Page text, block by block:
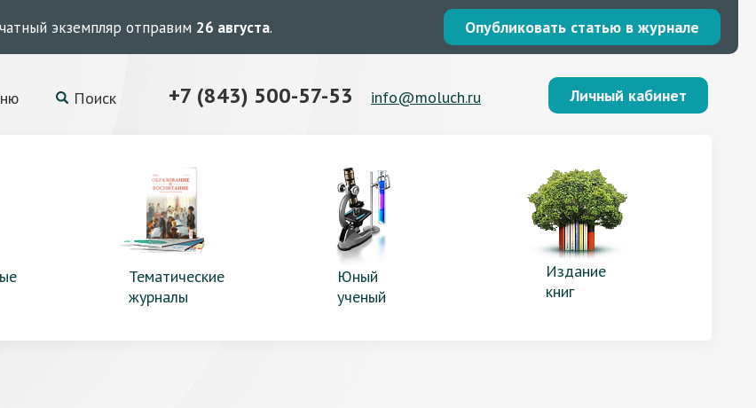
экземпляр отправим 26 августа. Опубликовать статью в журнале
Поиск +7 (843) 500-57-53 info@moluch.ru Личный кабинет
Тематические
журналы
Юный
ученый
Издание
книг